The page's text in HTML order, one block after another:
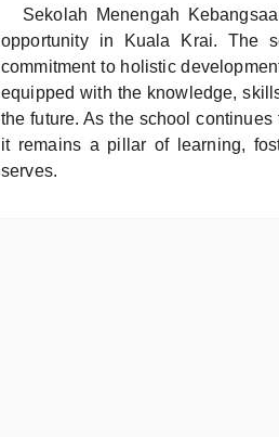
Sekolah Menengah
opportunity in Kuala Krai. The
commitment to holistic
equipped with the knowledge,
the future. As the school
it remains a pillar of learning,
serves.